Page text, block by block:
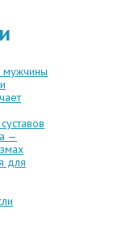
мужчины
—
для